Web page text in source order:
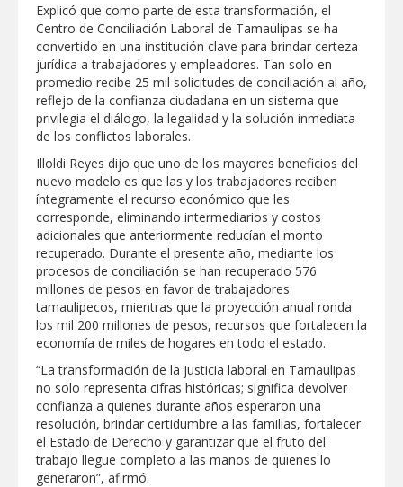
Explicó que como parte de esta transformación, el
Centro de Conciliación Laboral de Tamaulipas se ha
convertido en una institución clave para brindar certeza
jurídica a trabajadores y empleadores. Tan solo en
promedio recibe 25 mil solicitudes de conciliación al año,
reflejo de la confianza ciudadana en un sistema que
privilegia el diálogo, la legalidad y la solución inmediata
de los conflictos laborales.
Illoldi Reyes dijo que uno de los mayores beneficios del
nuevo modelo es que las y los trabajadores reciben
íntegramente el recurso económico que les
corresponde, eliminando intermediarios y costos
adicionales que anteriormente reducían el monto
recuperado. Durante el presente año, mediante los
procesos de conciliación se han recuperado 576
millones de pesos en favor de trabajadores
tamaulipecos, mientras que la proyección anual ronda
los mil 200 millones de pesos, recursos que fortalecen la
economía de miles de hogares en todo el estado.
“La transformación de la justicia laboral en Tamaulipas
no solo representa cifras históricas; significa devolver
confianza a quienes durante años esperaron una
resolución, brindar certidumbre a las familias, fortalecer
el Estado de Derecho y garantizar que el fruto del
trabajo llegue completo a las manos de quienes lo
generaron”, afirmó.